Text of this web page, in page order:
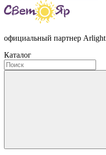
официальный партнер Arlight
Каталог